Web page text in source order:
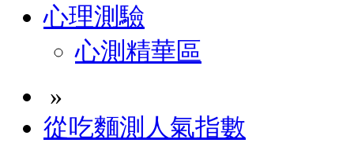
心理測驗
心測精華區
»
從吃麵測人氣指數